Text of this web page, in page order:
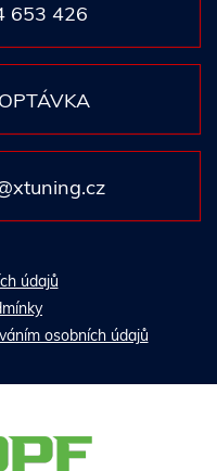
653 426
údajů
osobních údajů